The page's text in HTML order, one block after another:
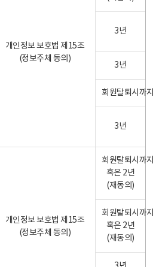
개인정보 보호법 제15조
(정보주체 동의)
3년
3년
회원탈퇴시까
3년
개인정보 보호법 제15조
(정보주체 동의)
회원탈퇴시까
혹은 2년
(재동의)
회원탈퇴시까
혹은 2년
(재동의)